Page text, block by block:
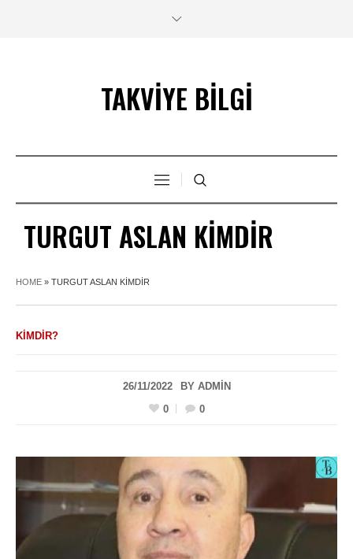
TAKVİYE BİLGİ
TURGUT ASLAN KIMDIR
HOME » TURGUT ASLAN KIMDIR
KIMDIR?
26/11/2022 BY ADMIN
0
0